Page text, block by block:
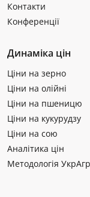
Контакти
Конференції
Динаміка цін
Ціни на зерно
Ціни на олійні
Ціни на пшеницю
Ціни на кукурудзу
Ціни на сою
Аналітика цін
Методологія